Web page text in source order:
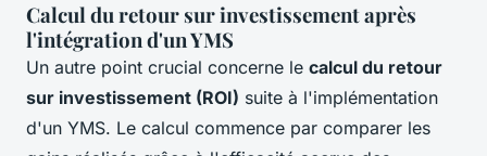
Calcul du retour sur investissement après
l'intégration d'un YMS
Un autre point crucial concerne le calcul du retour
sur investissement (ROI) suite à l'implémentation
d'un YMS. Le calcul commence par comparer les